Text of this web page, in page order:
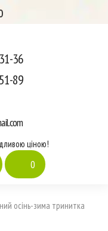
36
89
ціною!
0
осінь-зима тринитка